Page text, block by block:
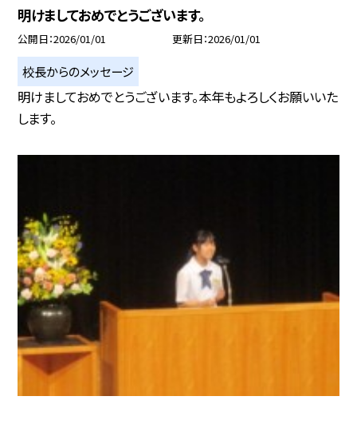
明けましておめでとうございます。
公開日 2026/01/01 更新日 2026/01/01
校長からのメッセージ
明けましておめでとうございます。本年もよろしくお願いいた
します。